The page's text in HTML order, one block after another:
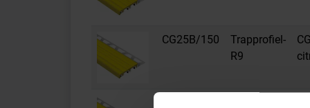
CG25B/150
Trapprofiel-
R9